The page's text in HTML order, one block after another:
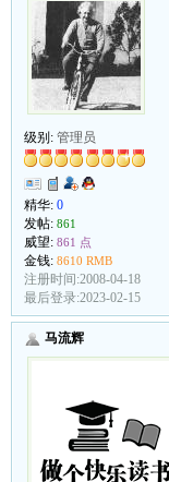
级别: 管理员
精华: 0
发帖: 861
威望: 861 点
金钱: 8610 RMB
注册时间:2008-04-18
最后登录:2023-02-15
马流辉